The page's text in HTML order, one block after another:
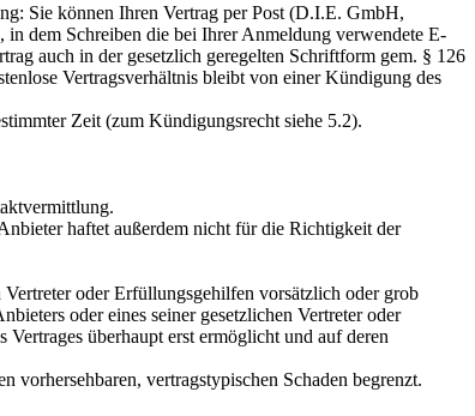
Sie können Ihren Vertrag per Post (D.I.E. GmbH,
dem Schreiben die bei Ihrer Anmeldung verwendete E-
auch in der gesetzlich geregelten Schriftform gem. § 126
Vertragsverhältnis bleibt von einer Kündigung des
Zeit (zum Kündigungsrecht siehe 5.2).
haftet außerdem nicht für die Richtigkeit der
oder Erfüllungsgehilfen vorsätzlich oder grob
oder eines seiner gesetzlichen Vertreter oder
überhaupt erst ermöglicht und auf deren
vertragstypischen Schaden begrenzt.